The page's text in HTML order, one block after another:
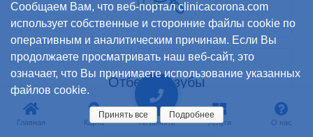
Отбелить зубы
Главная Карта Позвонить Услуги О нас
Сообщаем Вам, что веб-портал clinicacorona.com
использует собственные и сторонние файлы cookie по
оперативным и аналитическим причинам. Если Вы
продолжаете просматривать наш веб-сайт, это
означает, что Вы принимаете использование указанных
файлов cookie.
Принять все Подробнее